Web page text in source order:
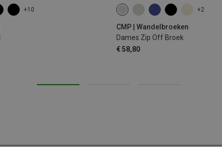
+10 +2
CMP | Wandelbroeken
Dames Zip Off Broek
€ 58,80